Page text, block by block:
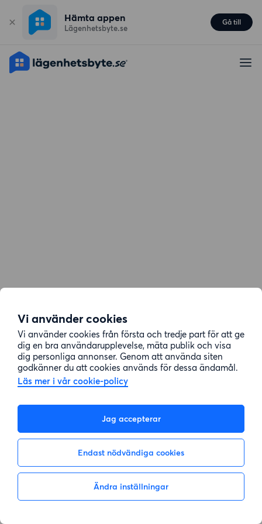
Vi använder cookies
Vi använder cookies från första och tredje part för att ge
dig en bra användarupplevelse, mäta publik och visa
dig personliga annonser. Genom att använda siten
godkänner du att cookies används för dessa ändamål.
Läs mer i vår cookie-policy
Jag accepterar
Endast nödvändiga cookies
Ändra inställningar
Hämta appen
Lägenhetsbyte.se
Gå till